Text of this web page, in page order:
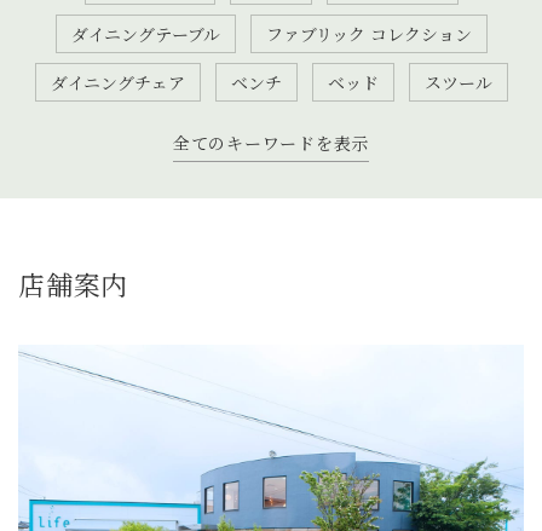
ダイニングテーブル
ファブリック コレクション
ダイニングチェア
ベンチ ベッド スツール
全てのキーワードを表示
店舗案内